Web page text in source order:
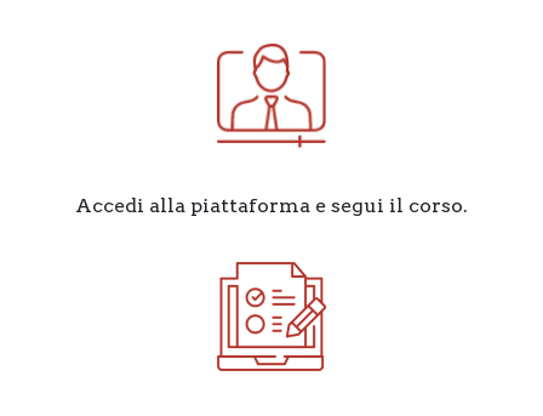
Accedi alla piattaforma e segui il corso.